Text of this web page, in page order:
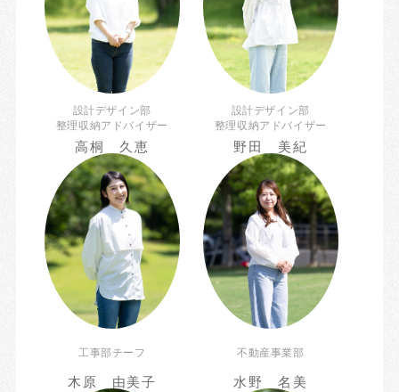
設計デザイン部
整理収納アドバイザー
高桐 久恵
設計デザイン部
整理収納アドバイザー
野田 美紀
工事部チーフ
木原 由美子
不動産事業部
水野 名美